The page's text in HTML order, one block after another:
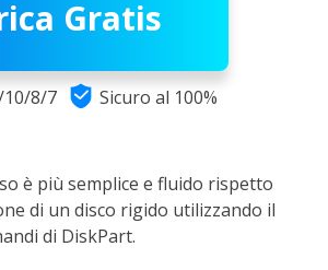
Gratis
10/8/7  Sicuro al 100%
è più semplice e fluido rispetto
di un disco rigido utilizzando il
di DiskPart.